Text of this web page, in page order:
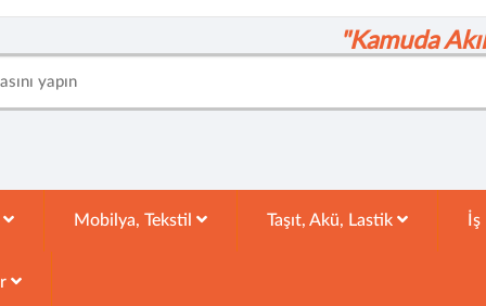
"Kamuda
Mobilya, Tekstil Taşıt, Akü, Lastik